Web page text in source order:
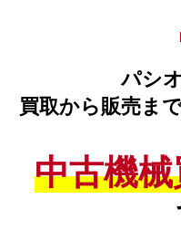
パシ
買取から販売ま
中古機